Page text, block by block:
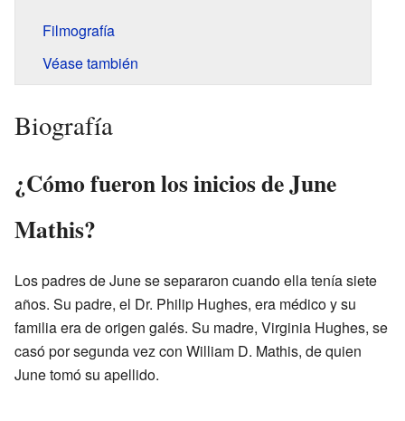
Filmografía
Véase también
Biografía
¿Cómo fueron los inicios de June
Mathis?
Los padres de June se separaron cuando ella tenía siete
años. Su padre, el Dr. Philip Hughes, era médico y su
familia era de origen galés. Su madre, Virginia Hughes, se
casó por segunda vez con William D. Mathis, de quien
June tomó su apellido.